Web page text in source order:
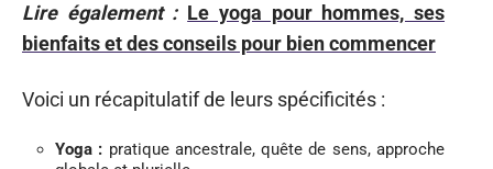
Lire également : Le yoga pour hommes, ses
bienfaits et des conseils pour bien commencer
Voici un récapitulatif de leurs spécificités :
Yoga : pratique ancestrale, quête de sens, approche